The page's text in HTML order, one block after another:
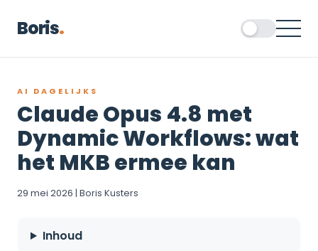
Boris.
AI DAGELIJKS
Claude Opus 4.8 met
Dynamic Workflows: wat
het MKB ermee kan
29 mei 2026 | Boris Kusters
Inhoud